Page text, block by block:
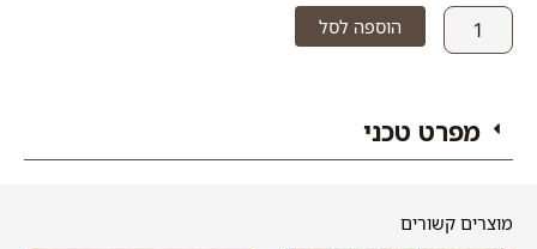
כמות
של
הוספה לסל
מפרט טכני
מוצרים קשורים